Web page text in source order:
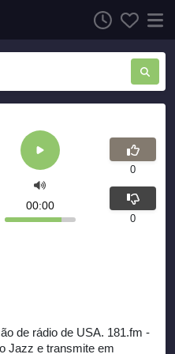
de rádio de USA. 181.fm -
Jazz e transmite em
00:00
0
0